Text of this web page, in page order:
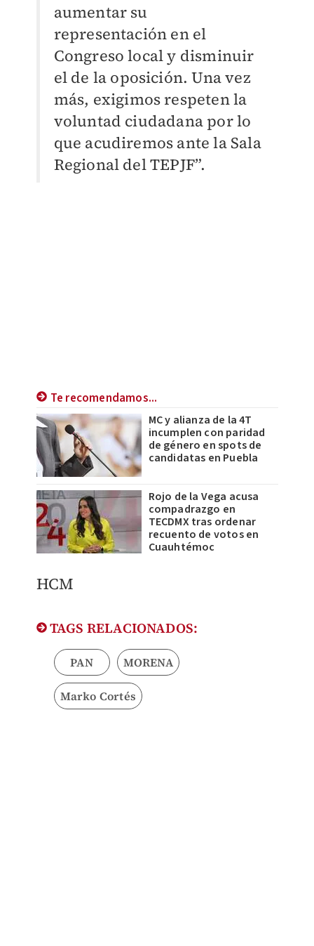
aumentar su
representación en el
Congreso local y disminuir
el de la oposición. Una vez
más, exigimos respeten la
voluntad ciudadana por lo
que acudiremos ante la Sala
Regional del TEPJF”.
Te recomendamos...
MC y alianza de la 4T
incumplen con paridad
de género en spots de
candidatas en Puebla
Rojo de la Vega acusa
compadrazgo en
TECDMX tras ordenar
recuento de votos en
Cuauhtémoc
HCM
TAGS RELACIONADOS:
PAN MORENA
Marko Cortés